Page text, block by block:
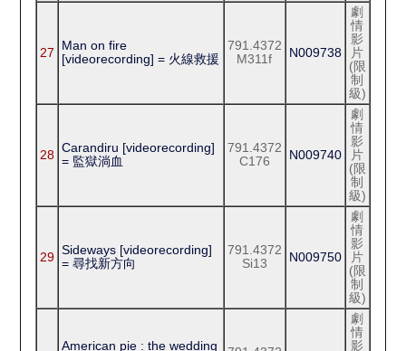
27
Man on fire
[videorecording] = 火線救援
791.4372
M311f
N009738
劇
情
影
片
(限
制
級)
28 Carandiru [videorecording]
= 監獄淌血
791.4372
C176
N009740
劇
情
影
片
(限
制
級)
29 Sideways [videorecording]
= 尋找新方向
791.4372
Si13
N009750
劇
情
影
片
(限
制
級)
American pie : the wedding
劇
情
影